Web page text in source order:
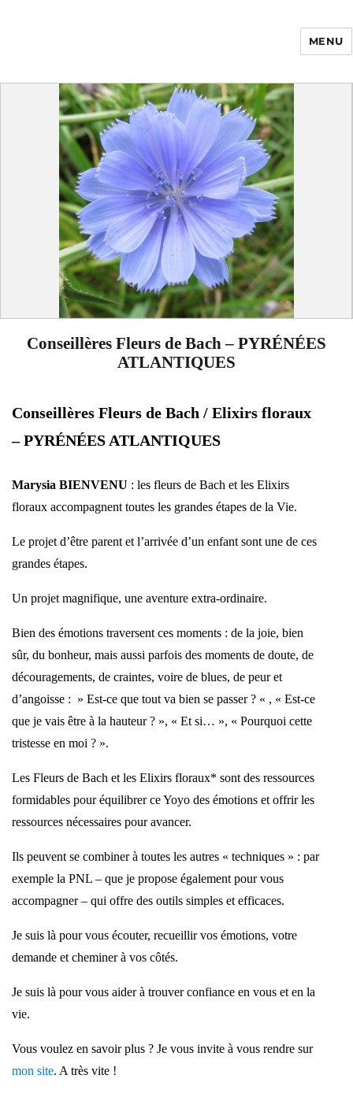
Enfance Made in
France
MENU
Conseillères Fleurs de Bach – PYRÉNÉES
ATLANTIQUES
Conseillères Fleurs de Bach / Elixirs floraux
– PYRÉNÉES ATLANTIQUES
Marysia BIENVENU : les fleurs de Bach et les Elixirs
floraux accompagnent toutes les grandes étapes de la Vie.
Le projet d’être parent et l’arrivée d’un enfant sont une de ces
grandes étapes.
Un projet magnifique, une aventure extra-ordinaire.
Bien des émotions traversent ces moments : de la joie, bien
sûr, du bonheur, mais aussi parfois des moments de doute, de
découragements, de craintes, voire de blues, de peur et
d’angoisse : » Est-ce que tout va bien se passer ? « , « Est-ce
que je vais être à la hauteur ? », « Et si… », « Pourquoi cette
tristesse en moi ? ».
Les Fleurs de Bach et les Elixirs floraux* sont des ressources
formidables pour équilibrer ce Yoyo des émotions et offrir les
ressources nécessaires pour avancer.
Ils peuvent se combiner à toutes les autres « techniques » : par
exemple la PNL – que je propose également pour vous
accompagner – qui offre des outils simples et efficaces.
Je suis là pour vous écouter, recueillir vos émotions, votre
demande et cheminer à vos côtés.
Je suis là pour vous aider à trouver confiance en vous et en la
vie.
Vous voulez en savoir plus ? Je vous invite à vous rendre sur
mon site. A très vite !